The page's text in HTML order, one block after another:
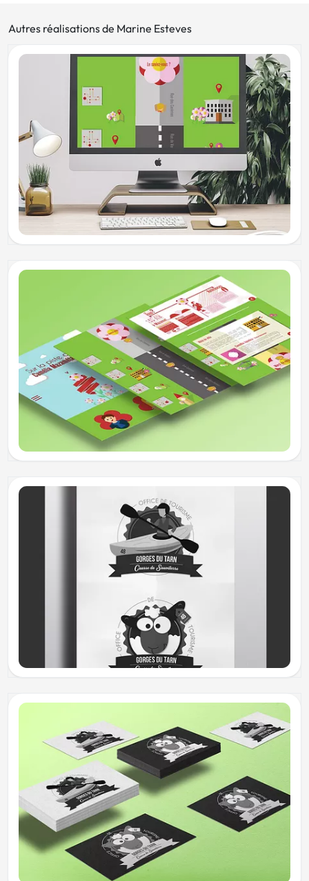
Autres réalisations de Marine Esteves